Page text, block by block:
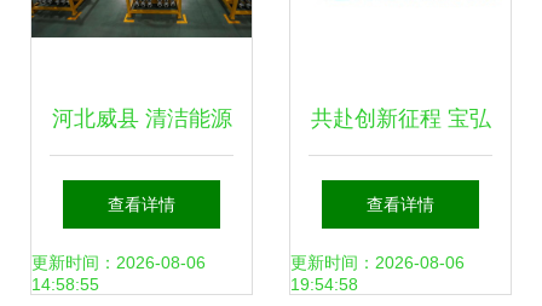
河北威县 清洁能源
产品迎产销旺季，
新兴产业赋能绿色
查看详情
更新时间：2026-08-06
14:58:55
共赴创新征程 宝弘
科技邀您出席第三
届高比能固态电池
查看详情
更新时间：2026-08-06
19:54:58